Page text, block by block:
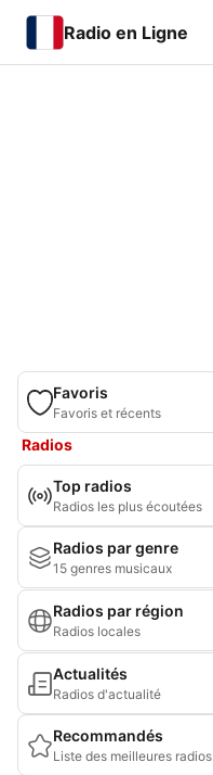
Radio en Ligne
Favoris
Favoris et récents
Radios
Top radios
Radios les plus écoutées
Radios par genre
15 genres musicaux
Radios par région
Radios locales
Actualités
Radios d'actualité
Recommandés
Liste des meilleures radios